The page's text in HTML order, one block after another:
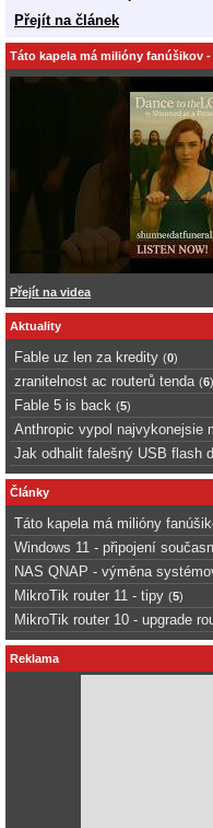
Přejít na článek
Táto kapela má milióny fanúšikov
Přejít na videa
Aktuality
Fable uz len za kredity (0)
zranitelnost ac routerů tenda (6)
Fable 5 is back (5)
Anthropic vypol najvykonejsie
Jak odhalit falešný USB flash
Články
Táto kapela má milióny
Windows 11 - připojení
NAS QNAP - výměna
MikroTik router 11 - tipy (5)
MikroTik router 10 - upgrade
Reklama